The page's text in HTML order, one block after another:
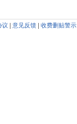
议 | 意见反馈 | 收费删贴警示